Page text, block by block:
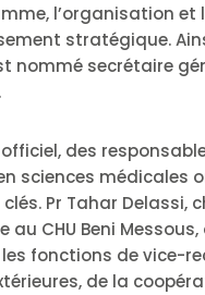
l’organisation et
stratégique.
nommé secrétaire
des
sciences médicales
Pr Tahar Delassi,
au CHU Beni
fonctions de vice-
de la